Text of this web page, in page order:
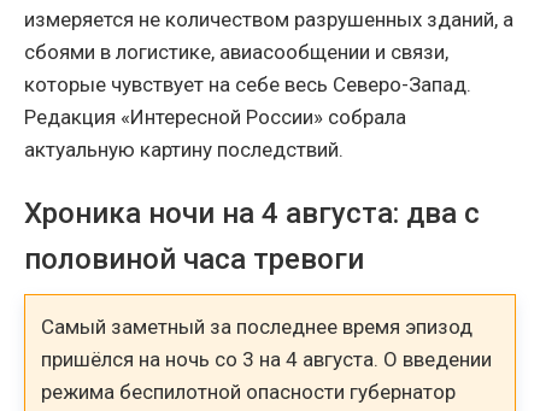
измеряется не количеством разрушенных зданий, а
сбоями в логистике, авиасообщении и связи,
которые чувствует на себе весь Северо-Запад.
Редакция «Интересной России» собрала
актуальную картину последствий.
Хроника ночи на 4 августа: два с
половиной часа тревоги
Самый заметный за последнее время эпизод
пришёлся на ночь со 3 на 4 августа. О введении
режима беспилотной опасности губернатор